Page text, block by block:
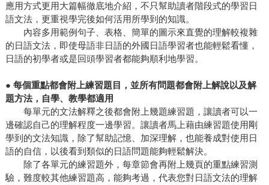
應用方式更用大篇幅徹底地介紹，不只幫助讀者階段式的學習日
語文法，更重視學完後如何活用所學到的知識。
內容多用範例句子、表格、簡單的圖示來直覺的理解較複雜
的日語文法，即使母語非日語的外國日語學習者也能輕鬆看懂，
日語的初學者或是回頭學習者都能夠順利地學習。
● 每個重點都會附上練習題目，並所有問題都會附上解說以及解
題方法，自學、教學都適用
每單元的文法解釋之後都會附上幾題練習題，讓讀者可以一
邊確認自己的理解程度一邊學習。讓讀者馬上藉由練習題使用剛
學到的文法知識，除了幫助記憶、加深理解，也能養成對使用日
語的自信，以後看到類似的日語問題能夠輕鬆解決。
除了各單元的練習題外，每章節會再附上幾頁的重點練習測
驗，難度較其他練習題高，能夠考過，代表您對日語文法的理解